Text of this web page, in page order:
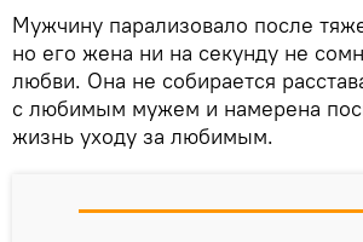
Мужчину парализовало после
но его жена ни на секунду не
любви. Она не собирается
с любимым мужем и намерена
жизнь уходу за любимым.